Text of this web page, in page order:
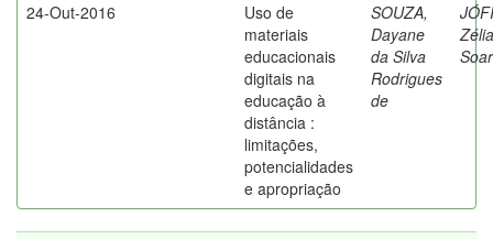
24-Out-2016
Uso de
materiais
educacionais
digitais na
educação à
distância :
limitações,
potencialidades
e apropriação
SOUZA,
Dayane
da Silva
Rodrigues
de